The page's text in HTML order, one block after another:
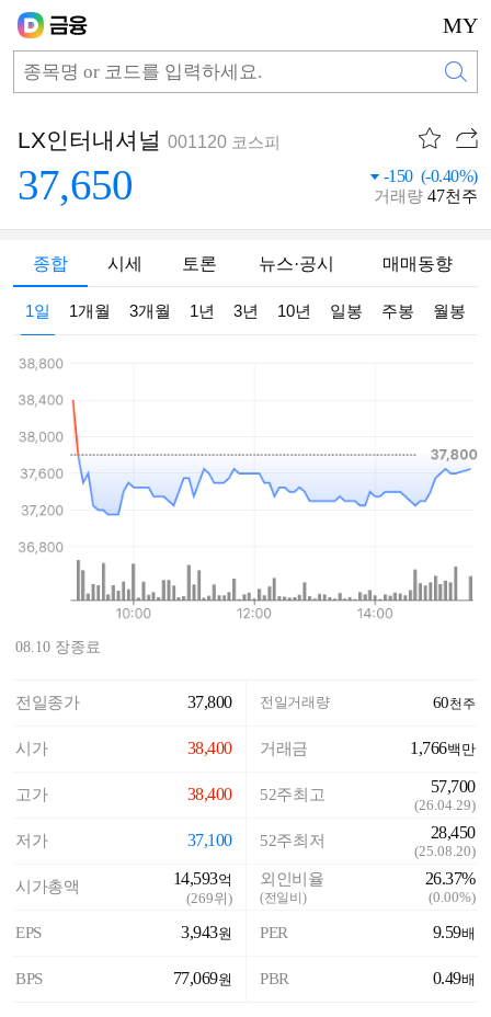
MY
LX인터내셔널 001120 코스피
37,650 -150 (-0.40%)
거래량 47천주
종합 시세 토론 뉴스·공시 매매동향
1일 1개월 3개월 1년 3년 10년 일봉 주봉 월봉
08.10 장종료
전일종가 37,800
시가 38,400
고가 38,400
저가 37,100
시가총액 14,593억
(269위)
EPS 3,943원
BPS 77,069원
전일거래량 60천주
거래금 1,766백만
52주최고 57,700
(26.04.29)
52주최저 28,450
(25.08.20)
외인비율
(전일비)
26.37%
(0.00%)
PER 9.59배
PBR 0.49배